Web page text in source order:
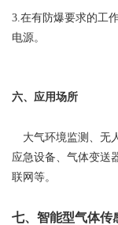
3.在有防爆要求的工
电源。
六、应用场所
大气环境监测、无
应急设备、气体变送
联网等。
七、智能型气体传